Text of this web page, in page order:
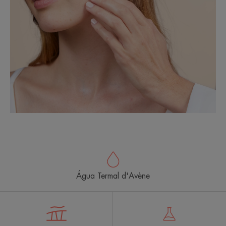
Água Termal d'Avène